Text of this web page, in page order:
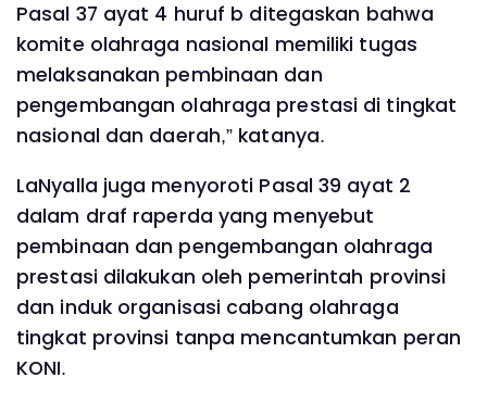
Pasal 37 ayat 4 huruf b ditegaskan bahwa
komite olahraga nasional memiliki tugas
melaksanakan pembinaan dan
pengembangan olahraga prestasi di tingkat
nasional dan daerah,” katanya.
LaNyalla juga menyoroti Pasal 39 ayat 2
dalam draf raperda yang menyebut
pembinaan dan pengembangan olahraga
prestasi dilakukan oleh pemerintah provinsi
dan induk organisasi cabang olahraga
tingkat provinsi tanpa mencantumkan peran
KONI.